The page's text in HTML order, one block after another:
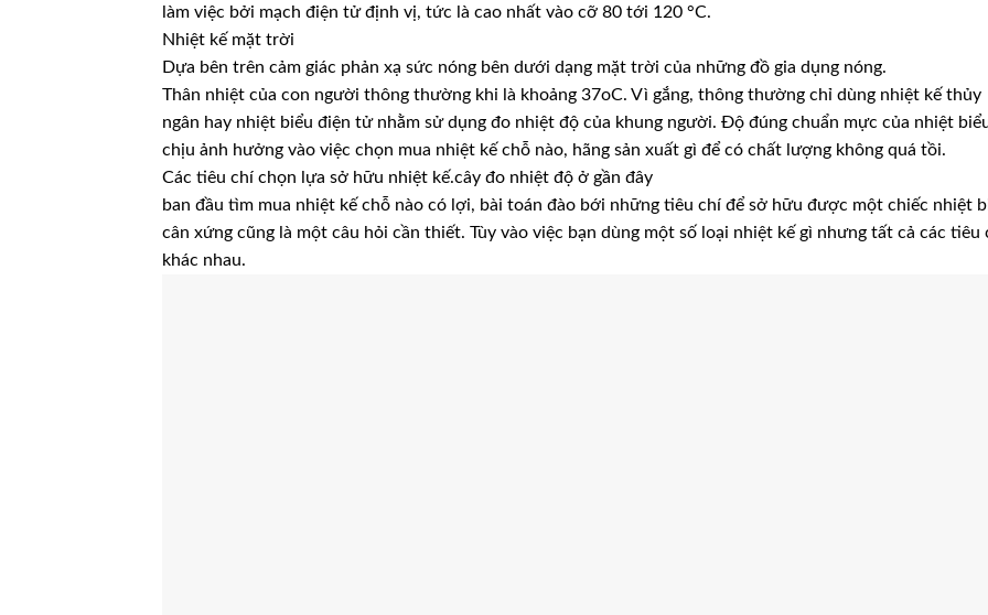
làm việc bởi mạch điện tử định vị, tức là cao nhất vào cỡ 80 tới 120 °C.
Nhiệt kế mặt trời
Dựa bên trên cảm giác phản xạ sức nóng bên dưới dạng mặt trời của những đồ gia dụng nóng.
Thân nhiệt của con người thông thường khi là khoảng 37oC. Vì gắng, thông thường chỉ dùng nhiệt kế thủy
ngân hay nhiệt biểu điện tử nhằm sử dụng đo nhiệt độ của khung người. Độ đúng chuẩn mực của nhiệt
chịu ảnh hưởng vào việc chọn mua nhiệt kế chỗ nào, hãng sản xuất gì để có chất lượng không quá tồi.
Các tiêu chí chọn lựa sở hữu nhiệt kế.cây đo nhiệt độ ở gần đây
ban đầu tìm mua nhiệt kế chỗ nào có lợi, bài toán đào bới những tiêu chí để sở hữu được một chiếc nhiệt
cân xứng cũng là một câu hỏi cần thiết. Tùy vào việc bạn dùng một số loại nhiệt kế gì nhưng tất cả các tiêu
khác nhau.